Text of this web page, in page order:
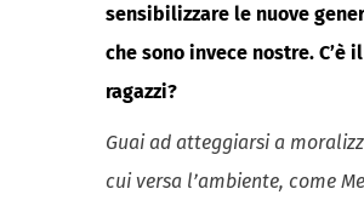
sensibilizzare le nuove
che sono invece nostre.
ragazzi?
Guai ad atteggiarsi a
cui versa l’ambiente, come